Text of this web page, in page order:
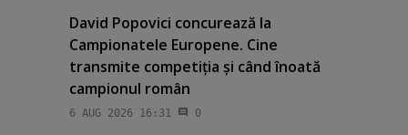
David Popovici concurează la
Campionatele Europene. Cine
transmite competiţia şi când înoată
campionul român
6 AUG 2026 16:31 0